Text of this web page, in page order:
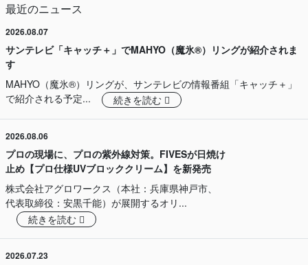
最近のニュース
2026.08.07
サンテレビ「キャッチ＋」でMAHYO（魔氷®）リングが紹介されま
す
MAHYO（魔氷®）リングが、サンテレビの情報番組「キャッチ＋」
で紹介される予定...
続きを読む
2026.08.06
プロの現場に、プロの紫外線対策。FIVESが日焼け
止め【プロ仕様UVブロッククリーム】を新発売
株式会社アグロワークス（本社：兵庫県神戸市、
代表取締役：安黒千能）が展開するオリ...
続きを読む
2026.07.23